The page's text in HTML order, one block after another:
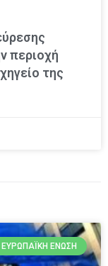
περιοχή
της
ΕΥΡΩΠΑΪΚΉ ΈΝΩΣΗ